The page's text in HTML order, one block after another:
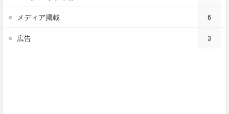
メディア掲載 6
広告 3